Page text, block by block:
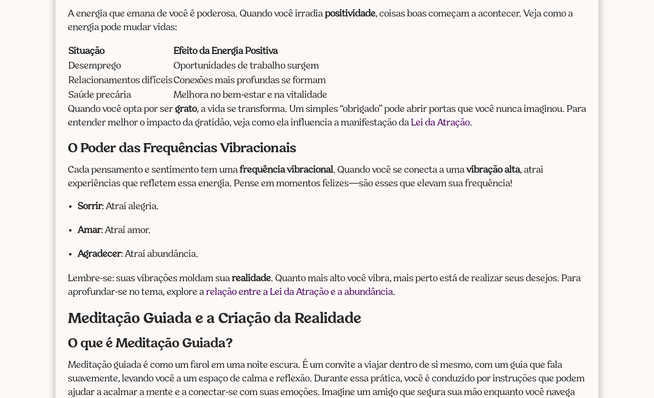
A energia que emana de você é poderosa. Quando você irradia positividade, coisas boas começam a acontecer. Veja como a
energia pode mudar vidas:
Situação
Efeito da Energia Positiva
Desemprego
Oportunidades de trabalho surgem
Relacionamentos difíceisConexões mais profundas se formam
Saúde precária
Melhora no bem-estar e na vitalidade
Quando você opta por ser grato, a vida se transforma. Um simples “obrigado” pode abrir portas que você nunca imaginou. Para
entender melhor o impacto da gratidão, veja como ela influencia a manifestação da Lei da Atração.
O Poder das Frequências Vibracionais
Cada pensamento e sentimento tem umafrequência vibracional. Quando você se conecta a umavibração alta, atrai
experiências que refletem essa energia. Pense em momentos felizes—são esses que elevam sua frequência!
Sorrir: Atraí alegria.
Amar: Atraí amor.
Agradecer: Atraí abundância.
Lembre-se: suas vibrações moldam sua realidade. Quanto mais alto você vibra, mais perto está de realizar seus desejos. Para
aprofundar-se no tema, explore a relação entre a Lei da Atração e a abundância.
Meditação Guiada e a Criação da Realidade
O que é Meditação Guiada?
Meditação guiada é como um farol em uma noite escura. É um convite a viajar dentro de si mesmo, com um guia que fala
suavemente, levando você a um espaço de calma e reflexão. Durante essa prática, você é conduzido por instruções que podem
ajudar a acalmar a mente e a conectar-se com suas emoções. Imagine um amigo que segura sua mão enquanto você navega